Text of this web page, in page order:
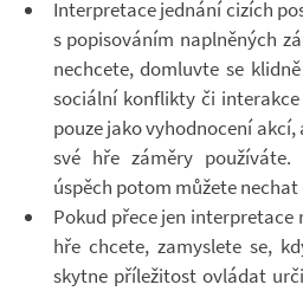
In­ter­pre­tace jed­nání ci­zích
s po­pi­so­vá­ním na­pl­ně­ných
ne­chcete, do­mluvte se
so­ci­ální kon­flikty či
pouze jako vy­hod­no­cení
své hře zá­měry
úspěch potom mů­žete
Pokud přece jen
hře chcete, za­mys­lete se,
skytne pří­le­ži­tost ovlá­dat